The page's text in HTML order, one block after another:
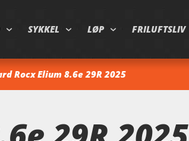
SYKKEL LØP FRILUFTSLIV
Rocx Elium 8.6e 29R 2025